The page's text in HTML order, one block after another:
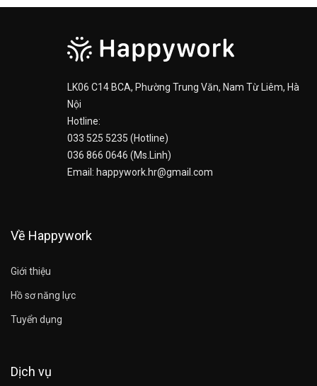
LK06 C14 BCA, Phường Trung Văn, Nam Từ Liêm, Hà
Nội
Hotline:
033 525 5235 (Hotline)
036 866 0646 (Ms.Linh)
Email: happywork.hr@gmail.com
Về Happywork
Giới thiệu
Hồ sơ năng lực
Tuyển dụng
Dịch vụ